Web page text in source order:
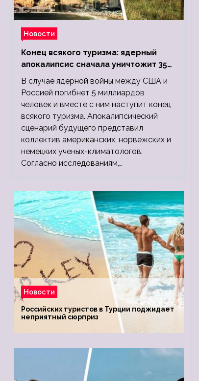
Новости
Конец всякого туризма: ядерный
апокалипсис сначала уничтожит 350
миллионов, а потом 5 миллиардов
людей
В случае ядерной войны между США и
Россией погибнет 5 миллиардов
человек и вместе с ним наступит конец
всякого туризма. Апокалипсический
сценарий будущего представил
коллектив американских, норвежских и
немецких ученых-климатологов.
Согласно исследованиям,…
Новости
Российских туристов в Турции поджидает
неприятный сюрприз